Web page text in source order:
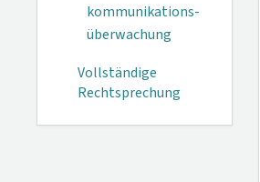
kommunikations­
überwachung
Vollständige
Rechtsprechung